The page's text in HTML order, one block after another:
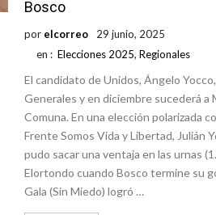
Bosco
por elcorreo
29 junio, 2025
en : Elecciones 2025, Regionales
El candidato de Unidos, Ángelo
Generales y en diciembre sucederá a
Comuna. En una elección polarizada
Frente Somos Vida y Libertad, Julián
pudo sacar una ventaja en las urnas
Elortondo cuando Bosco termine
Gala (Sin Miedo) logró …